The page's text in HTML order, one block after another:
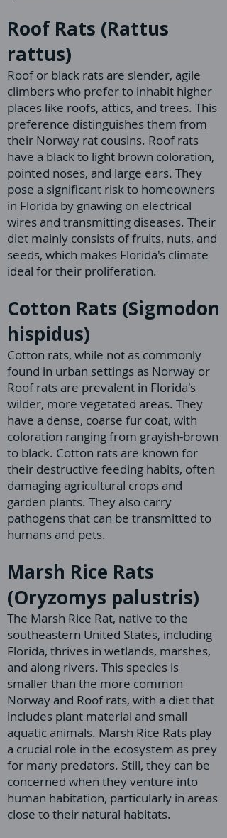
Roof Rats (Rattus
rattus)
Roof or black rats are slender, agile
climbers who prefer to inhabit higher
places like roofs, attics, and trees. This
preference distinguishes them from
their Norway rat cousins. Roof rats
have a black to light brown coloration,
pointed noses, and large ears. They
pose a significant risk to homeowners
in Florida by gnawing on electrical
wires and transmitting diseases. Their
diet mainly consists of fruits, nuts, and
seeds, which makes Florida's climate
ideal for their proliferation.
Cotton Rats (Sigmodon
hispidus)
Cotton rats, while not as commonly
found in urban settings as Norway or
Roof rats are prevalent in Florida's
wilder, more vegetated areas. They
have a dense, coarse fur coat, with
coloration ranging from grayish-brown
to black. Cotton rats are known for
their destructive feeding habits, often
damaging agricultural crops and
garden plants. They also carry
pathogens that can be transmitted to
humans and pets.
Marsh Rice Rats
(Oryzomys palustris)
The Marsh Rice Rat, native to the
southeastern United States, including
Florida, thrives in wetlands, marshes,
and along rivers. This species is
smaller than the more common
Norway and Roof rats, with a diet that
includes plant material and small
aquatic animals. Marsh Rice Rats play
a crucial role in the ecosystem as prey
for many predators. Still, they can be
concerned when they venture into
human habitation, particularly in areas
close to their natural habitats.